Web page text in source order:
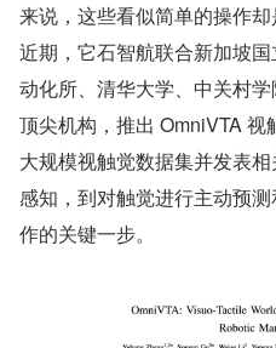
来说，这些看似简单的操作却
近期，它石智航联合新加坡
动化所、清华大学、中关村
顶尖机构，推出 OmniVTA
大规模视触觉数据集并发表
感知，到对触觉进行主动预
作的关键一步。